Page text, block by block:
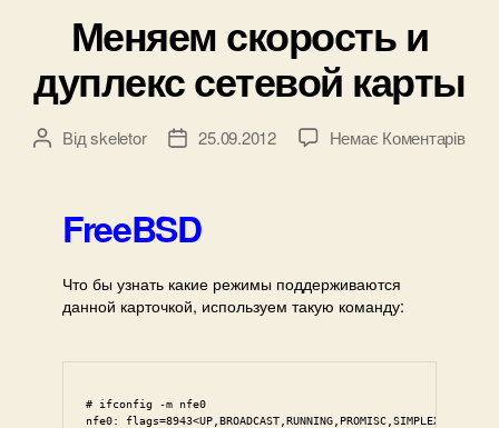
Меняем скорость и
дуплекс сетевой карты
Автор
Відskeletor
Дата25.09.2012 Немає Коментарівдо
FreeBSD
Что бы узнать какие режимы поддерживаются
данной карточкой, используем такую команду:
# ifconfig -m nfe0
nfe0: